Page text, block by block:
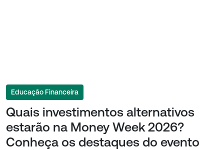
Educação Financeira
Quais investimentos alternativos
estarão na Money Week 2026?
Conheça os destaques do evento